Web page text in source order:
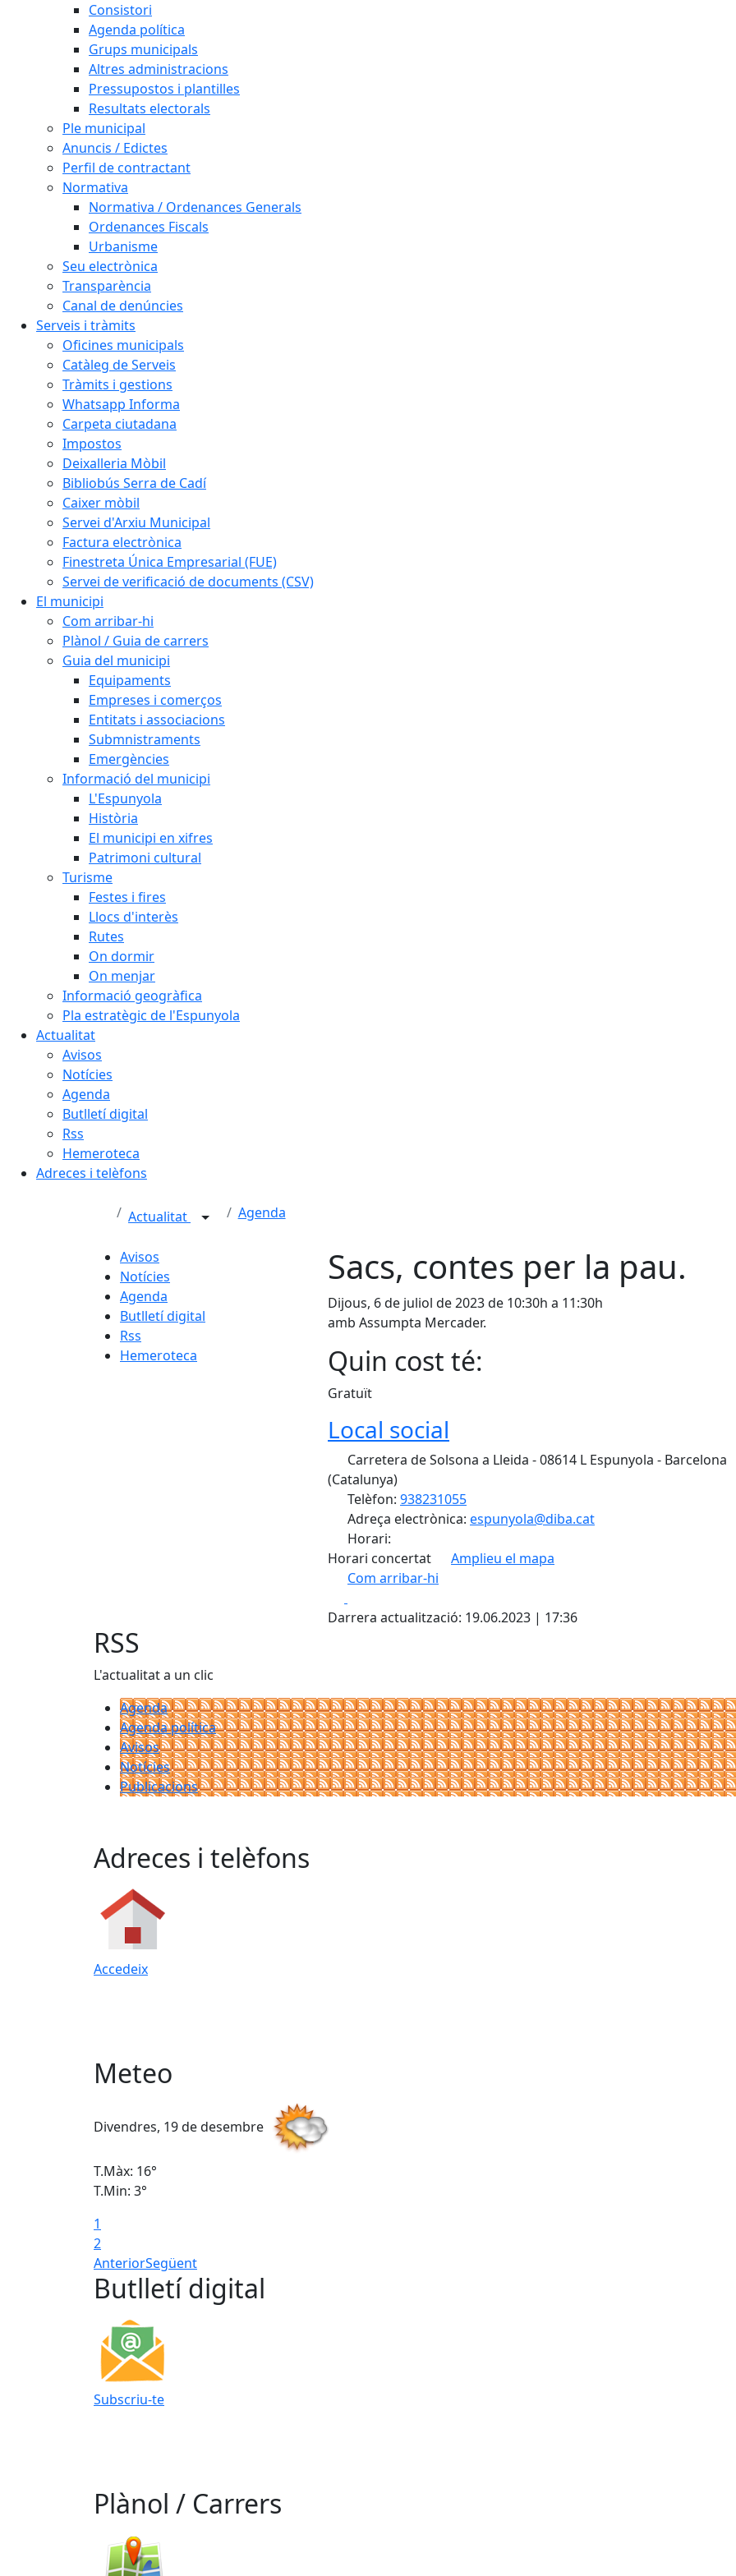
Consistori
Agenda política
Grups municipals
Altres administracions
Pressupostos i plantilles
Resultats electorals
Ple municipal
Anuncis / Edictes
Perfil de contractant
Normativa
Normativa / Ordenances Generals
Ordenances Fiscals
Urbanisme
Seu electrònica
Transparència
Canal de denúncies
Serveis i tràmits
Oficines municipals
Catàleg de Serveis
Tràmits i gestions
Whatsapp Informa
Carpeta ciutadana
Impostos
Deixalleria Mòbil
Bibliobús Serra de Cadí
Caixer mòbil
Servei d'Arxiu Municipal
Factura electrònica
Finestreta Única Empresarial (FUE)
Servei de verificació de documents (CSV)
El municipi
Com arribar-hi
Plànol / Guia de carrers
Guia del municipi
Equipaments
Empreses i comerços
Entitats i associacions
Submnistraments
Emergències
Informació del municipi
L'Espunyola
Història
El municipi en xifres
Patrimoni cultural
Turisme
Festes i fires
Llocs d'interès
Rutes
On dormir
On menjar
Informació geogràfica
Pla estratègic de l'Espunyola
Actualitat
Avisos
Notícies
Agenda
Butlletí digital
Rss
Hemeroteca
Adreces i telèfons
Actualitat Agenda
Avisos
Notícies
Agenda
Butlletí digital
Rss
Hemeroteca
Sacs, contes per la pau.
Dijous, 6 de juliol de 2023 de 10:30h a 11:30h
amb Assumpta Mercader.
Quin cost té:
Gratuït
Local social
Carretera de Solsona a Lleida - 08614 L Espunyola - Barcelona
(Catalunya)
Telèfon: 938231055
Adreça electrònica: espunyola@diba.cat
Horari:
Horari concertat
Amplieu el mapa
Com arribar-hi
+
Darrera actualització: 19.06.2023 | 17:36
RSS
L'actualitat a un clic
Agenda
Agenda política
Avisos
Notícies
Publicacions
Adreces i telèfons
Accedeix
Meteo
Divendres, 19 de desembre
T.Màx: 16°
T.Min: 3°
1
2
AnteriorSegüent
Butlletí digital
Subscriu-te
Plànol / Carrers